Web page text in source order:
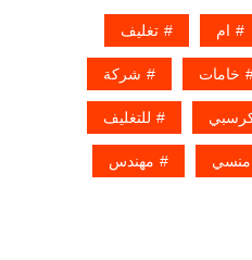
ام تغليف
خامات شركة
للتغليف
منسي مهندس